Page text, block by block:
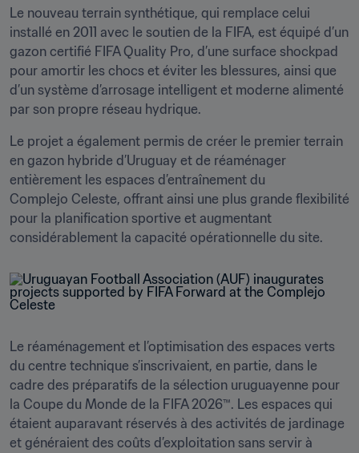
Le nouveau terrain synthétique, qui remplace celui
installé en 2011 avec le soutien de la FIFA, est équipé d’un
gazon certifié FIFA Quality Pro, d’une surface shockpad
pour amortir les chocs et éviter les blessures, ainsi que
d’un système d’arrosage intelligent et moderne alimenté
par son propre réseau hydrique.
Le projet a également permis de créer le premier terrain
en gazon hybride d’Uruguay et de réaménager
entièrement les espaces d’entraînement du
Complejo Celeste, offrant ainsi une plus grande flexibilité
pour la planification sportive et augmentant
considérablement la capacité opérationnelle du site.
Le réaménagement et l’optimisation des espaces verts
du centre technique s’inscrivaient, en partie, dans le
cadre des préparatifs de la sélection uruguayenne pour
la Coupe du Monde de la FIFA 2026™. Les espaces qui
étaient auparavant réservés à des activités de jardinage
et généraient des coûts d’exploitation sans servir à